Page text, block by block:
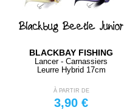
Blackbug Beetle Junior
BLACKBAY FISHING
Lancer - Carnassiers
Leurre Hybrid 17cm
À PARTIR DE
3,90 €